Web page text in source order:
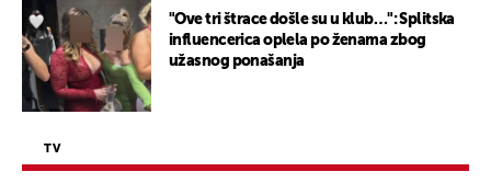
"Ove tri štrace došle su u klub…": Splitska
influencerica oplela po ženama zbog
užasnog ponašanja
TV